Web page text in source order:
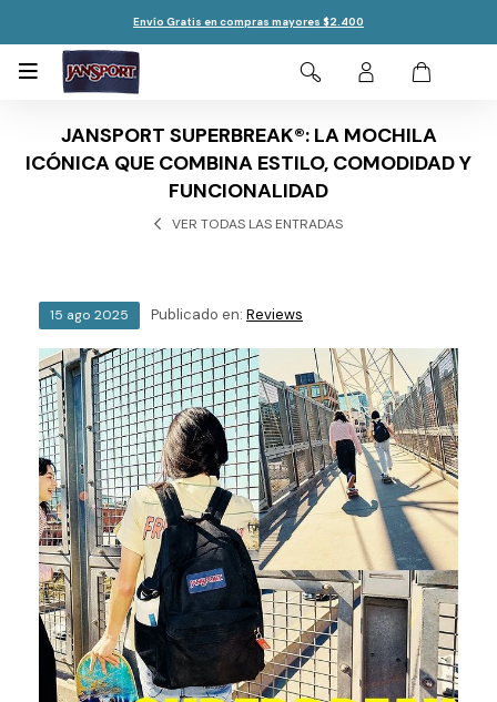
Envío Gratis en compras mayores $2.400

JANSPORT SUPERBREAK®: LA MOCHILA
ICÓNICA QUE COMBINA ESTILO, COMODIDAD Y
FUNCIONALIDAD
VER TODAS LAS ENTRADAS
15 ago 2025 Publicado en: Reviews